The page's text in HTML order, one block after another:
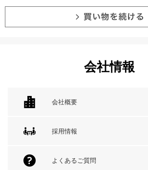
会社情報
会社概要
採用情報
よくあるご質問